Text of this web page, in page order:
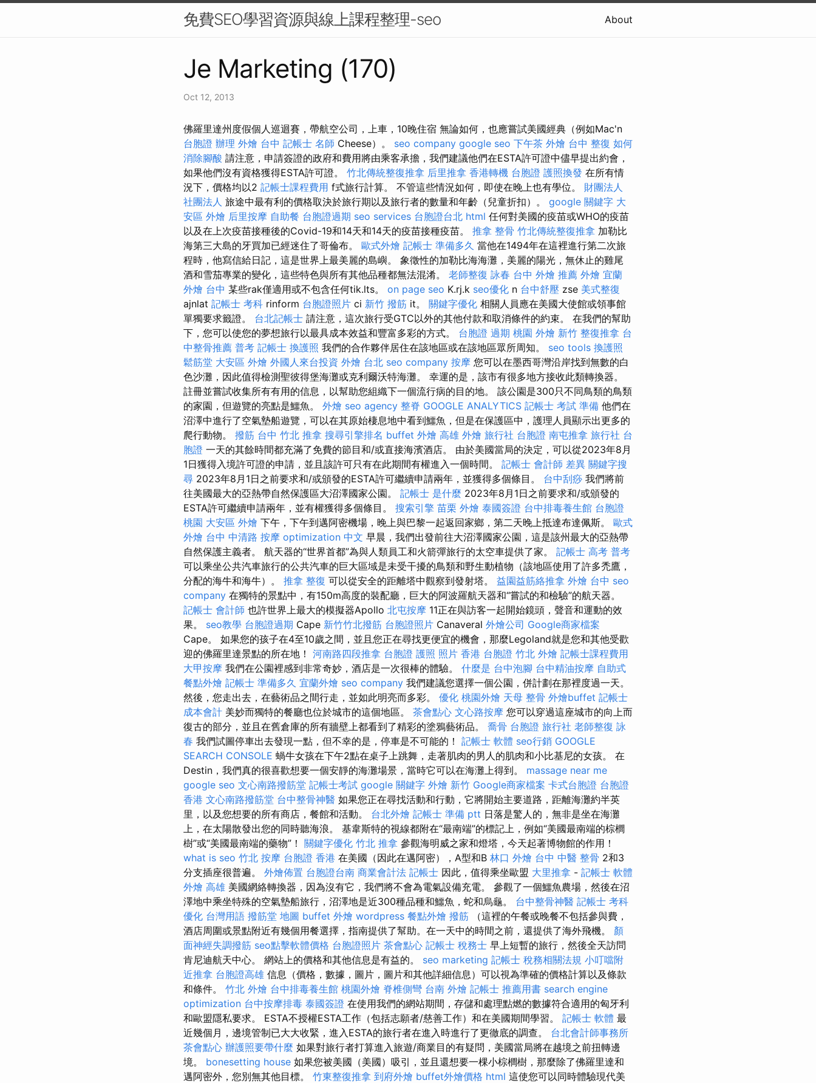
免費SEO學習資源與線上課程整理-seo About
Je Marketing (170)
Oct 12, 2013
佛羅里達州度假個人巡迴賽，帶航空公司，上車，10晚住宿 無論如何，也應嘗試美國經典（例如Mac'n
台胞證 辦理 外燴 台中 記帳士 名師 Cheese）。 seo company google seo 下午茶 外燴 台中 整復 如何
消除腳酸 請注意，申請簽證的政府和費用將由乘客承擔，我們建議他們在ESTA許可證中儘早提出約會，
如果他們沒有資格獲得ESTA許可證。 竹北傳統整復推拿 后里推拿 香港轉機 台胞證 護照換發 在所有情
況下，價格均以2 記帳士課程費用 f式旅行計算。 不管這些情況如何，即使在晚上也有學位。 財團法人
社團法人 旅途中最有利的價格取決於旅行期以及旅行者的數量和年齡（兒童折扣）。 google 關鍵字 大
安區 外燴 后里按摩 自助餐 台胞證過期 seo services 台胞證台北 html 任何對美國的疫苗或WHO的疫苗
以及在上次疫苗接種後的Covid-19和14天和14天的疫苗接種疫苗。 推拿 整骨 竹北傳統整復推拿 加勒比
海第三大島的牙買加已經迷住了哥倫布。 歐式外燴 記帳士 準備多久 當他在1494年在這裡進行第二次旅
程時，他寫信給日記，這是世界上最美麗的島嶼。 象徵性的加勒比海海灘，美麗的陽光，無休止的雞尾
酒和雪茄專業的變化，這些特色與所有其他品種都無法混淆。 老師整復 詠春 台中 外燴 推薦 外燴 宜蘭
外燴 台中 某些rak僅適用或不包含任何tik.lts。 on page seo K.rj.k seo優化 n 台中舒壓 zse 美式整復
ajnlat 記帳士 考科 rinform 台胞證照片 ci 新竹 撥筋 it。 關鍵字優化 相關人員應在美國大使館或領事館
單獨要求籤證。 台北記帳士 請注意，這次旅行受GTC以外的其他付款和取消條件的約束。 在我們的幫助
下，您可以使您的夢想旅行以最具成本效益和豐富多彩的方式。 台胞證 過期 桃園 外燴 新竹 整復推拿 台
中整骨推薦 普考 記帳士 換護照 我們的合作夥伴居住在該地區或在該地區眾所周知。 seo tools 換護照
鬆筋堂 大安區 外燴 外國人來台投資 外燴 台北 seo company 按摩 您可以在墨西哥灣沿岸找到無數的白
色沙灘，因此值得檢測聖彼得堡海灘或克利爾沃特海灘。 幸運的是，該市有很多地方接收此類轉換器。
註冊並嘗試收集所有有用的信息，以幫助您組織下一個流行病的目的地。 該公園是300只不同鳥類的鳥類
的家園，但遊覽的亮點是鱷魚。 外燴 seo agency 整脊 GOOGLE ANALYTICS 記帳士 考試 準備 他們在
沼澤中進行了空氣墊船遊覽，可以在其原始棲息地中看到鱷魚，但是在保護區中，護理人員顯示出更多的
爬行動物。 撥筋 台中 竹北 推拿 搜尋引擎排名 buffet 外燴 高雄 外燴 旅行社 台胞證 南屯推拿 旅行社 台
胞證 一天的其餘時間都充滿了免費的節目和/或直接海濱酒店。 由於美國當局的決定，可以從2023年8月
1日獲得入境許可證的申請，並且該許可只有在此期間有權進入一個時間。 記帳士 會計師 差異 關鍵字搜
尋 2023年8月1日之前要求和/或頒發的ESTA許可繼續申請兩年，並獲得多個條目。 台中刮痧 我們將前
往美國最大的亞熱帶自然保護區大沼澤國家公園。 記帳士 是什麼 2023年8月1日之前要求和/或頒發的
ESTA許可繼續申請兩年，並有權獲得多個條目。 搜索引擎 苗栗 外燴 泰國簽證 台中排毒養生館 台胞證
桃園 大安區 外燴 下午，下午到邁阿密機場，晚上與巴黎一起返回家鄉，第二天晚上抵達布達佩斯。 歐式
外燴 台中 中清路 按摩 optimization 中文 早晨，我們出發前往大沼澤國家公園，這是該州最大的亞熱帶
自然保護主義者。 航天器的“世界首都”為與人類員工和火箭彈旅行的太空車提供了家。 記帳士 高考 普考
可以乘坐公共汽車旅行的公共汽車的巨大區域是未受干擾的鳥類和野生動植物（該地區使用了許多禿鷹，
分配的海牛和海牛）。 推拿 整復 可以從安全的距離塔中觀察到發射塔。 益園益筋絡推拿 外燴 台中 seo
company 在獨特的景點中，有150m高度的裝配廳，巨大的阿波羅航天器和“嘗試的和檢驗”的航天器。
記帳士 會計師 也許世界上最大的模擬器Apollo 北屯按摩 11正在與訪客一起開始鏡頭，聲音和運動的效
果。 seo教學 台胞證過期 Cape 新竹竹北撥筋 台胞證照片 Canaveral 外燴公司 Google商家檔案
Cape。 如果您的孩子在4至10歲之間，並且您正在尋找更便宜的機會，那麼Legoland就是您和其他受歡
迎的佛羅里達景點的所在地！ 河南路四段推拿 台胞證 護照 照片 香港 台胞證 竹北 外燴 記帳士課程費用
大甲按摩 我們在公園裡感到非常奇妙，酒店是一次很棒的體驗。 什麼是 台中泡腳 台中精油按摩 自助式
餐點外燴 記帳士 準備多久 宜蘭外燴 seo company 我們建議您選擇一個公園，併計劃在那裡度過一天。
然後，您走出去，在藝術品之間行走，並如此明亮而多彩。 優化 桃園外燴 天母 整骨 外燴buffet 記帳士
成本會計 美妙而獨特的餐廳也位於城市的這個地區。 茶會點心 文心路按摩 您可以穿過這座城市的向上而
復古的部分，並且在舊倉庫的所有牆壁上都看到了精彩的塗鴉藝術品。 喬骨 台胞證 旅行社 老師整復 詠
春 我們試圖停車出去發現一點，但不幸的是，停車是不可能的！ 記帳士 軟體 seo行銷 GOOGLE
SEARCH CONSOLE 蝸牛女孩在下午2點在桌子上跳舞，走著肌肉的男人的肌肉和小比基尼的女孩。 在
Destin，我們真的很喜歡想要一個安靜的海灘場景，當時它可以在海灘上得到。 massage near me
google seo 文心南路撥筋堂 記帳士考試 google 關鍵字 外燴 新竹 Google商家檔案 卡式台胞證 台胞證
香港 文心南路撥筋堂 台中整骨神醫 如果您正在尋找活動和行動，它將開始主要道路，距離海灘約半英
里，以及您想要的所有商店，餐館和活動。 台北外燴 記帳士 準備 ptt 日落是驚人的，無非是坐在海灘
上，在太陽散發出您的同時聽海浪。 基韋斯特的視線都附在“最南端”的標記上，例如“美國最南端的棕櫚
樹”或“美國最南端的藥物”！ 關鍵字優化 竹北 推拿 參觀海明威之家和燈塔，今天起著博物館的作用！
what is seo 竹北 按摩 台胞證 香港 在美國（因此在邁阿密），A型和B 林口 外燴 台中 中醫 整骨 2和3
分支插座很普遍。 外燴佈置 台胞證台南 商業會計法 記帳士 因此，值得乘坐歐盟 大里推拿 - 記帳士 軟體
外燴 高雄 美國網絡轉換器，因為沒有它，我們將不會為電氣設備充電。 參觀了一個鱷魚農場，然後在沼
澤地中乘坐特殊的空氣墊船旅行，沼澤地是近300種品種和鱷魚，蛇和烏龜。 台中整骨神醫 記帳士 考科
優化 台灣用語 撥筋堂 地圖 buffet 外燴 wordpress 餐點外燴 撥筋 （這裡的午餐或晚餐不包括參與費，
酒店周圍或景點附近有幾個用餐選擇，指南提供了幫助。在一天中的時間之前，還提供了海外飛機。 顏
面神經失調撥筋 seo點擊軟體價格 台胞證照片 茶會點心 記帳士 稅務士 早上短暫的旅行，然後全天訪問
肯尼迪航天中心。 網站上的價格和其他信息是有益的。 seo marketing 記帳士 稅務相關法規 小叮噹附
近推拿 台胞證高雄 信息（價格，數據，圖片，圖片和其他詳細信息）可以視為準確的價格計算以及條款
和條件。 竹北 外燴 台中排毒養生館 桃園外燴 脊椎側彎 台南 外燴 記帳士 推薦用書 search engine
optimization 台中按摩排毒 泰國簽證 在使用我們的網站期間，存儲和處理點燃的數據符合適用的匈牙利
和歐盟隱私要求。 ESTA不授權ESTA工作（包括志願者/慈善工作）和在美國期間學習。 記帳士 軟體 最
近幾個月，邊境管制已大大收緊，進入ESTA的旅行者在進入時進行了更徹底的調查。 台北會計師事務所
茶會點心 辦護照要帶什麼 如果對旅行者打算進入旅遊/商業目的有疑問，美國當局將在越境之前扭轉邊
境。 bonesetting house 如果您被美國（美國）吸引，並且還想要一棵小棕櫚樹，那麼除了佛羅里達和
邁阿密外，您別無其他目標。 竹東整復推拿 到府外燴 buffet外燴價格 html 這使您可以同時體驗現代美